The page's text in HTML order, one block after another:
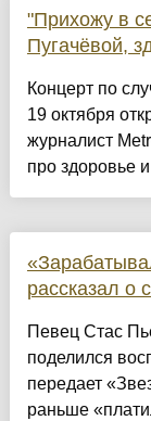
"Прихожу в
Пугачёвой,
Концерт по
19 октября
журналист
про здоровье
рассказал о
Певец Стас
поделился
передает
раньше